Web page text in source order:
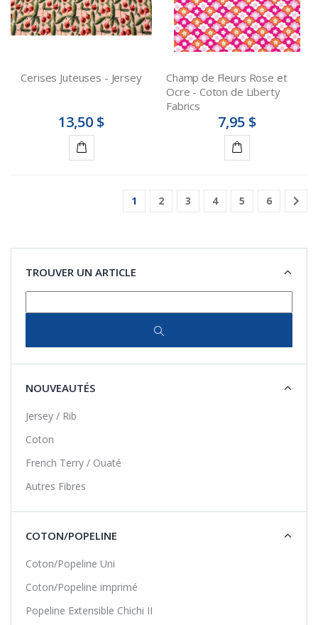
Cerises Juteuses - Jersey
13,50 $
Champ de Fleurs Rose et
Ocre - Coton de Liberty
Fabrics
7,95 $
1 2 3 4 5 6
TROUVER UN ARTICLE
NOUVEAUTÉS
Jersey / Rib
Coton
French Terry / Ouaté
Autres Fibres
COTON/POPELINE
Coton/Popeline Uni
Coton/Popeline imprimé
Popeline Extensible Chichi II